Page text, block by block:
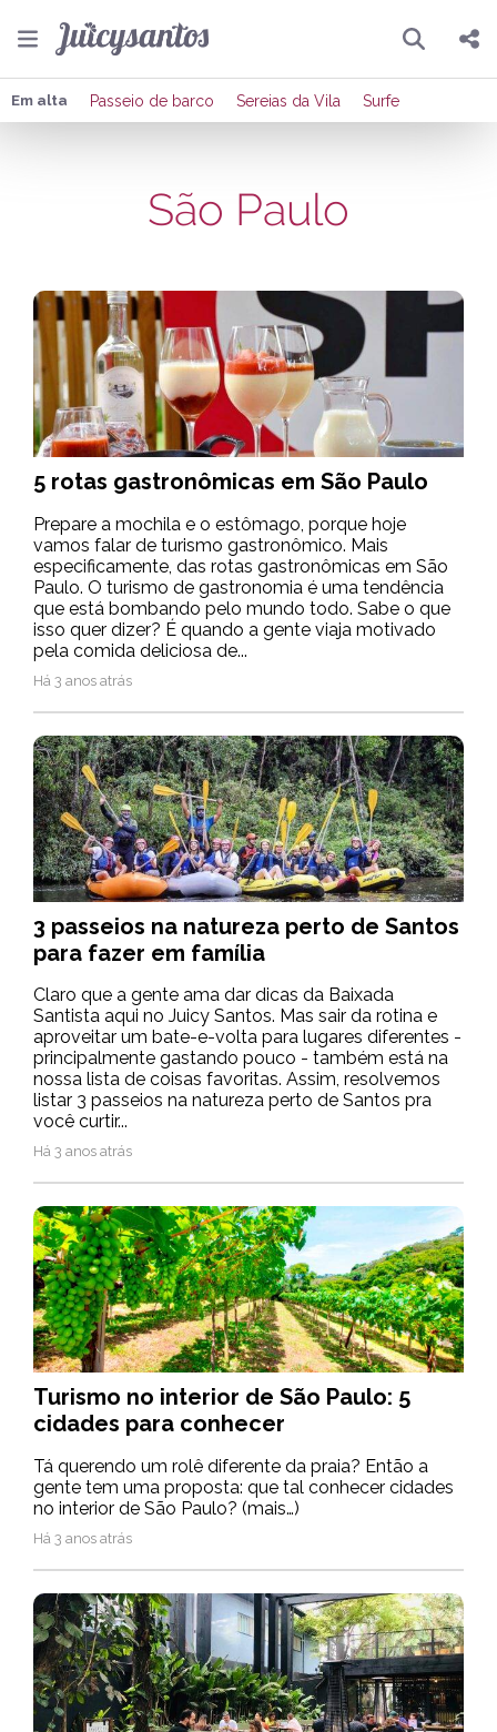
Pesquisar
Compartilhar
Enviar por Whatsapp
Publicar no X
Em alta Passeio de barco Sereias da Vila Surfe
São Paulo
5 rotas gastronômicas em São Paulo
Prepare a mochila e o estômago, porque hoje
vamos falar de turismo gastronômico. Mais
especificamente, das rotas gastronômicas em São
Paulo. O turismo de gastronomia é uma tendência
que está bombando pelo mundo todo. Sabe o que
isso quer dizer? É quando a gente viaja motivado
pela comida deliciosa de...
Há 3 anos atrás
3 passeios na natureza perto de Santos
para fazer em família
Claro que a gente ama dar dicas da Baixada
Santista aqui no Juicy Santos. Mas sair da rotina e
aproveitar um bate-e-volta para lugares diferentes -
principalmente gastando pouco - também está na
nossa lista de coisas favoritas. Assim, resolvemos
listar 3 passeios na natureza perto de Santos pra
você curtir...
Há 3 anos atrás
Turismo no interior de São Paulo: 5
cidades para conhecer
Tá querendo um rolê diferente da praia? Então a
gente tem uma proposta: que tal conhecer cidades
no interior de São Paulo? (mais…)
Há 3 anos atrás